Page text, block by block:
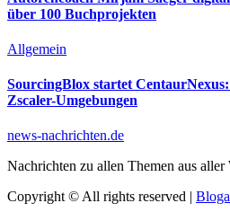
über 100 Buchprojekten
Allgemein
SourcingBlox startet
Zscaler-Umgebungen
news-nachrichten.de
Nachrichten zu allen Themen aus aller
Copyright © All rights reserved